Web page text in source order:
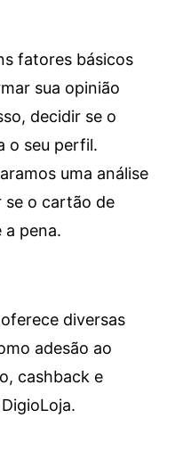
fatores básicos
sua opinião
decidir se o
o seu perfil.
uma análise
se o cartão de
a pena.
diversas
adesão ao
cashback e